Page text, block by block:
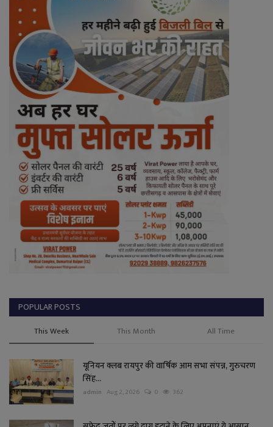
POPULAR POSTS
This Week This Month All Time
यूनियन क्लब रायपुर की वार्षिक आम सभा संपन्न, गुरुचरण
सिंह...
admin Aug 2, 2026 0 362